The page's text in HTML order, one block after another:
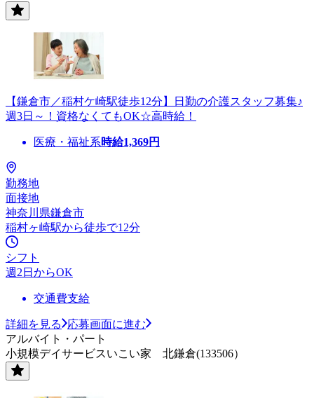
【鎌倉市／稲村ケ崎駅徒歩12分】日勤の介護スタッフ募集♪
週3日～！資格なくてもOK☆高時給！
医療・福祉系時給1,369円
勤務地
面接地
神奈川県鎌倉市
稲村ヶ崎駅から徒歩で12分
シフト
週2日からOK
交通費支給
詳細を見る
応募画面に進む
アルバイト・パート
小規模デイサービスいこい家 北鎌倉(133506）